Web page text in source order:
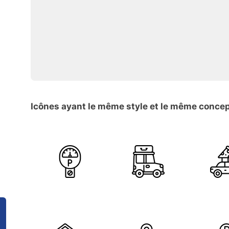
Icônes ayant le même style et le même